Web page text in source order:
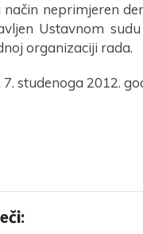
način neprimjeren
Ustavnom
organizaciji rada.
studenoga 2012.